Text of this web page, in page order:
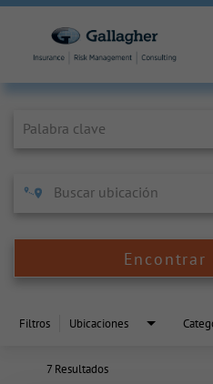
Encontrar
Filtros Ubicaciones
7 Resultados